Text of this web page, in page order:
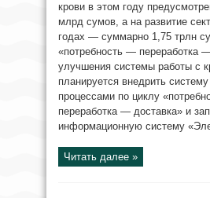
крови в этом году
млрд сумов, а на развитие
годах — суммарно 1,75 трлн
«потребность — переработка
улучшения системы работы с
планируется внедрить
процессами по циклу
переработка — доставка» и
информационную систему
Читать далее »